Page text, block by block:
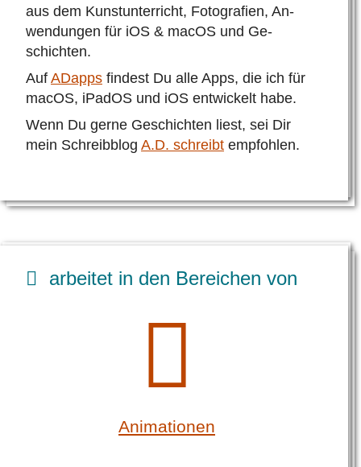
aus dem Kunst­unterricht, Foto­grafien, An­
wendungen für iOS & macOS und Ge­
schichten.
Auf ADapps findest Du alle Apps, die ich für
macOS, iPadOS und iOS entwickelt habe.
Wenn Du gerne Ge­schichten liest, sei Dir
mein Schreibblog A.D. schreibt empfohlen.
arbeitet in den Bereichen von
Animationen